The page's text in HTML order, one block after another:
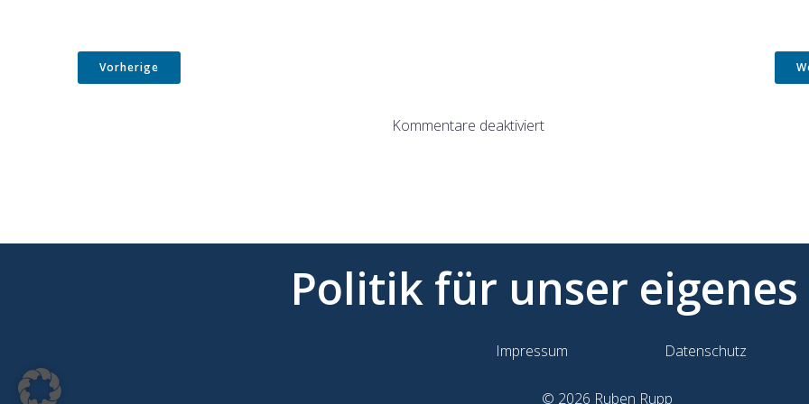
Vorherige
Kommentare deaktiviert
Politik für unser eigenes
Impressum Datenschutz
© 2026 Ruben Rupp